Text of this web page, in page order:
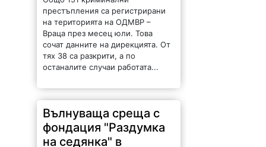
на територията на ОДМВР –
Враца през месец юли. Това
сочат данните на дирекцията. От
тях 38 са разкрити, а по
останалите случаи работата...
Вълнуваща среща с
фондация "Раздумка
на седянка" в
Чупрене /СНИМКИ/